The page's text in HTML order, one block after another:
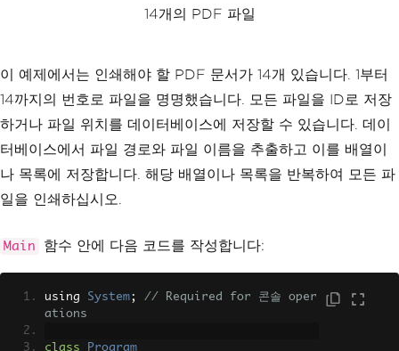
14개의 PDF 파일
이 예제에서는 인쇄해야 할 PDF 문서가 14개 있습니다. 1부터
14까지의 번호로 파일을 명명했습니다. 모든 파일을 ID로 저장
하거나 파일 위치를 데이터베이스에 저장할 수 있습니다. 데이
터베이스에서 파일 경로와 파일 이름을 추출하고 이를 배열이
나 목록에 저장합니다. 해당 배열이나 목록을 반복하여 모든 파
일을 인쇄하십시오.
Main 함수 안에 다음 코드를 작성합니다:
using System;
// Required for 콘솔 oper
ations
class
Program